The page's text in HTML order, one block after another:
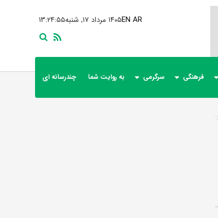
۱۳:۲۴:۵۵ ۱۴۰۵ مرداد ۱۷, شنبهEN AR
فرهنگی سرگرمی به روایت شما چندرسانه ای